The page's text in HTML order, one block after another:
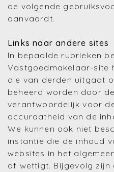
de volgende
aanvaardt.
Links naar andere sites
In bepaalde rubrieken
Vastgoedmakelaar-site
die van derden uitgaat
beheerd worden door
verantwoordelijk voor
accuraatheid van de
We kunnen ook niet
instantie die de inhoud
websites in het
of wettigt. Bijgevolg zijn